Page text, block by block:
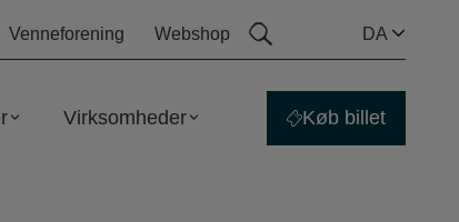
Venneforening Webshop DA
Virksomheder Køb billet